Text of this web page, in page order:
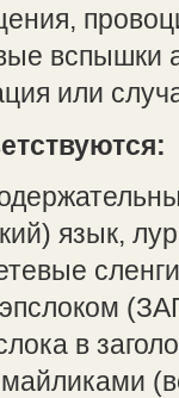
вспышки
или
язык,
в